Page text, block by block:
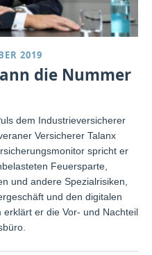
2019
die Nummer
dem Industrieversicherer
Versicherer Talanx
spricht er
Feuersparte,
und andere Spezialrisiken,
und den digitalen
er die Vor- und Nachteile